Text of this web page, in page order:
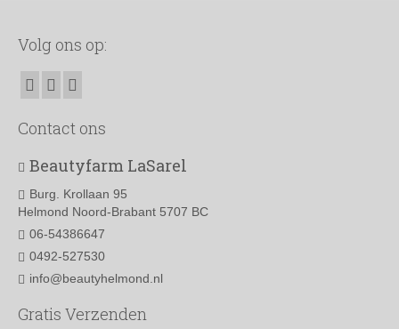
Volg ons op:
Contact ons
Beautyfarm LaSarel
Burg. Krollaan 95
Helmond Noord-Brabant 5707 BC
06-54386647
0492-527530
info@beautyhelmond.nl
Gratis Verzenden